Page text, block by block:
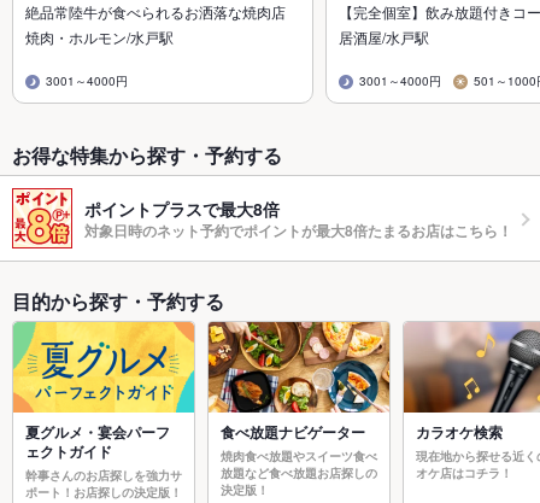
絶品常陸牛が食べられるお洒落な焼肉店
焼肉・ホルモン/水戸駅
3001～4000円
【完全個室】飲み放題付きコ
居酒屋/水戸駅
3001～4000円 501～1000
お得な特集から探す・予約する
ポイントプラスで最大8倍
対象日時のネット予約でポイントが最大8倍たまるお店はこちら！
目的から探す・予約する
夏グルメ・宴会パーフ
ェクトガイド
幹事さんのお店探しを強力サ
ポート！お店探しの決定版！
食べ放題ナビゲーター
焼肉食べ放題やスイーツ食べ
放題など食べ放題お店探しの
決定版！
カラオケ検索
現在地から探せる近く
オケ店はコチラ！